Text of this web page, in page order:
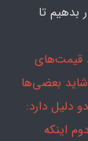
بدهیم تا
قیمت‌های
بعضی‌ها
دلیل دارد:
اینکه